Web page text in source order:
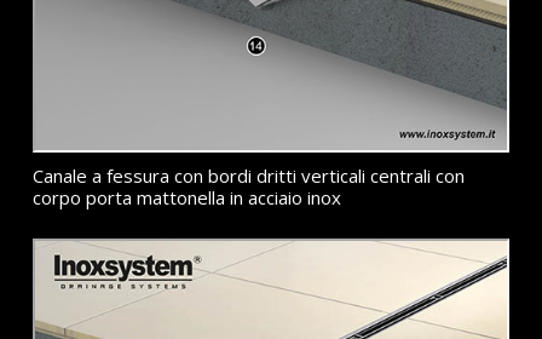
Canale a fessura con bordi dritti verticali centrali con
corpo porta mattonella in acciaio inox